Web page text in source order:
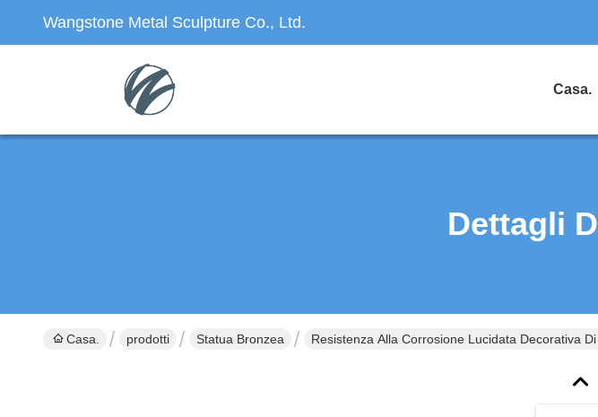
Wangstone Metal Sculpture Co., Ltd.
Casa.
Dettagli
Casa. prodotti Statua Bronzea Resistenza Alla Corrosione Lucidata Decorativa